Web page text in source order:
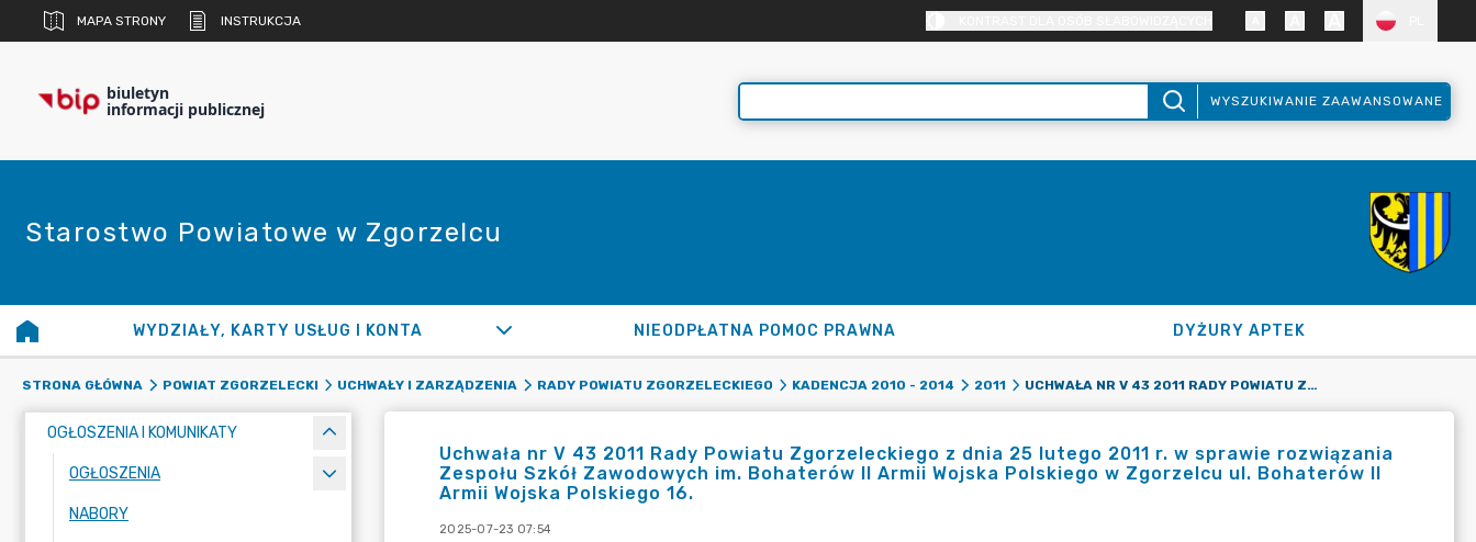
MAPA STRONY INSTRUKCJA
biuletyn
informacji publicznej WYSZUKIWANIE ZAAWANSOWANE
Starostwo Powiatowe w Zgorzelcu
WYDZIAŁY, KARTY USŁUG I KONTA NIEODPŁATNA POMOC PRAWNA DYŻURY APTEK
STRONA GŁÓWNA POWIAT ZGORZELECKI UCHWAŁY I ZARZĄDZENIA RADY POWIATU ZGORZELECKIEGO KADENCJA 2010 - 2014 2011 UCHWAŁA NR V 43 2011 RADY POWIATU ZGORZELECKIEGO Z DNIA 25 LUTEGO 2011 R. W SPRAWIE ROZWIĄZANIA ZESPOŁU SZKÓŁ ZAWODOWYCH IM. BOHATERÓW II ARMII WOJSKA POLSKIEGO W ZGORZELCU UL. BOHATERÓW II ARMII WOJSKA POLSKIEGO 16.
OGŁOSZENIA I KOMUNIKATY
OGŁOSZENIA
NABORY
Uchwała nr V 43 2011 Rady Powiatu Zgorzeleckiego z dnia 25 lutego 2011 r. w sprawie rozwiązania
Zespołu Szkół Zawodowych im. Bohaterów II Armii Wojska Polskiego w Zgorzelcu ul. Bohaterów II
Armii Wojska Polskiego 16.
2025-07-23 07:54